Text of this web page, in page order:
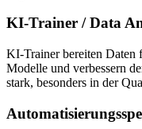
KI-Trainer / Data
KI-Trainer bereiten Daten
Modelle und verbessern
stark, besonders in der